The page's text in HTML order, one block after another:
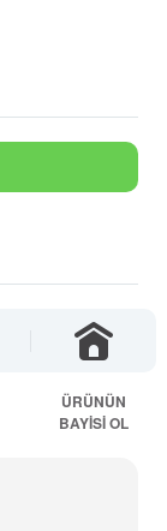
ÜRÜNÜN
BAYİSİ OL